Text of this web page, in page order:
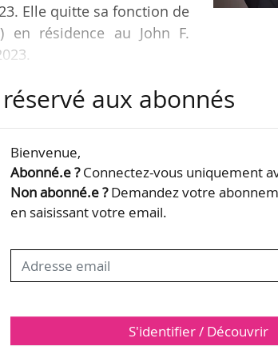
Elle quitte sa fonction de
en résidence au John F.
en 2031, mais il
était…
aux abonnés
Bienvenue,
Abonné.e ?Connectez-vous uniquement
Non abonné.e ?Demandez votre
en saisissant votre email.
S'identifier / Découvrir